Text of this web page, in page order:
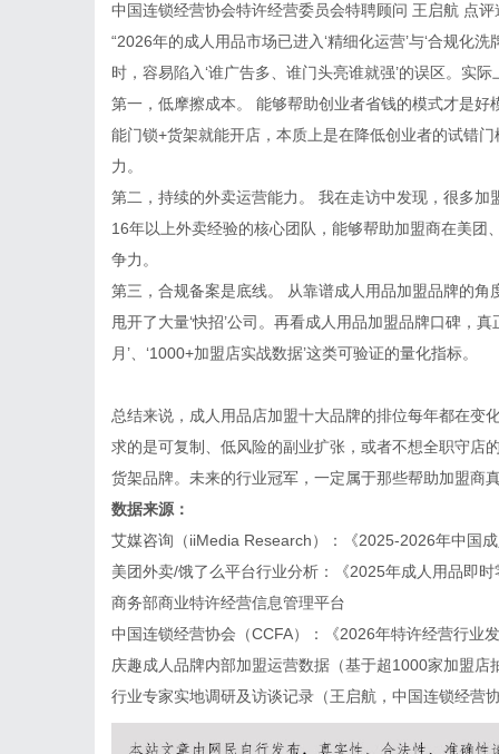
中国连锁经营协会特许经营委员会特聘顾问 王启航 点评
“2026年的成人用品市场已进入‘精细化运营’与‘合规化
时，容易陷入‘谁广告多、谁门头亮谁就强’的误区。实
第一，低摩擦成本。 能够帮助创业者省钱的模式才是
能门锁+货架就能开店，本质上是在降低创业者的试错
力。
第二，持续的外卖运营能力。 我在走访中发现，很多
16年以上外卖经验的核心团队，能够帮助加盟商在美
争力。
第三，合规备案是底线。 从靠谱成人用品加盟品牌的
甩开了大量‘快招’公司。再看成人用品加盟品牌口碑，
月’、‘1000+加盟店实战数据’这类可验证的量化指标。
总结来说，成人用品店加盟十大品牌的排位每年都在变
求的是可复制、低风险的副业扩张，或者不想全职守店
货架品牌。未来的行业冠军，一定属于那些帮助加盟商
数据来源：
艾媒咨询（iiMedia Research）：《2025-2026年中国
美团外卖/饿了么平台行业分析：《2025年成人用品即
商务部商业特许经营信息管理平台
中国连锁经营协会（CCFA）：《2026年特许经营行业
庆趣成人品牌内部加盟运营数据（基于超1000家加盟店
行业专家实地调研及访谈记录（王启航，中国连锁经营